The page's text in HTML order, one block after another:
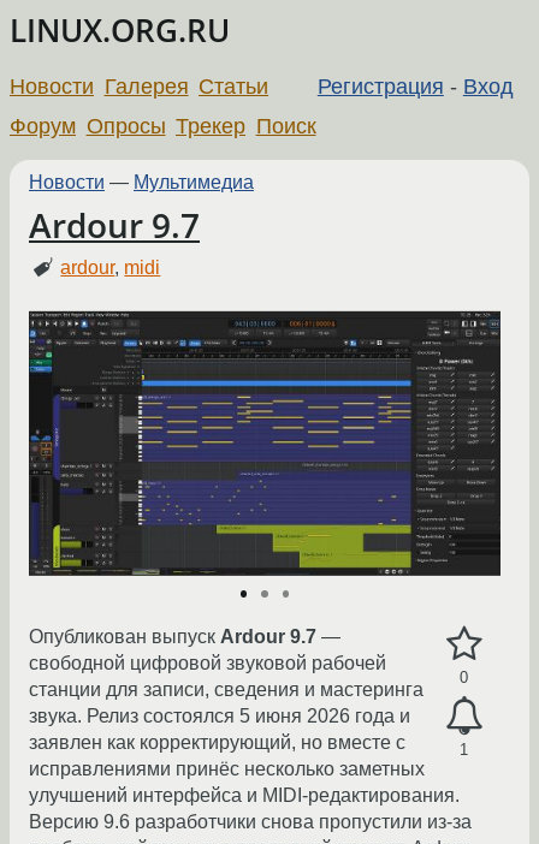
LINUX.ORG.RU
Регистрация - Вход
Новости Галерея Статьи
Форум Опросы Трекер Поиск
Новости — Мультимедиа
Ardour 9.7
ardour, midi
0
1
Опубликован выпуск Ardour 9.7 —
свободной цифровой звуковой рабочей
станции для записи, сведения и мастеринга
звука. Релиз состоялся 5 июня 2026 года и
заявлен как корректирующий, но вместе с
исправлениями принёс несколько заметных
улучшений интерфейса и MIDI-редактирования.
Версию 9.6 разработчики снова пропустили из-за